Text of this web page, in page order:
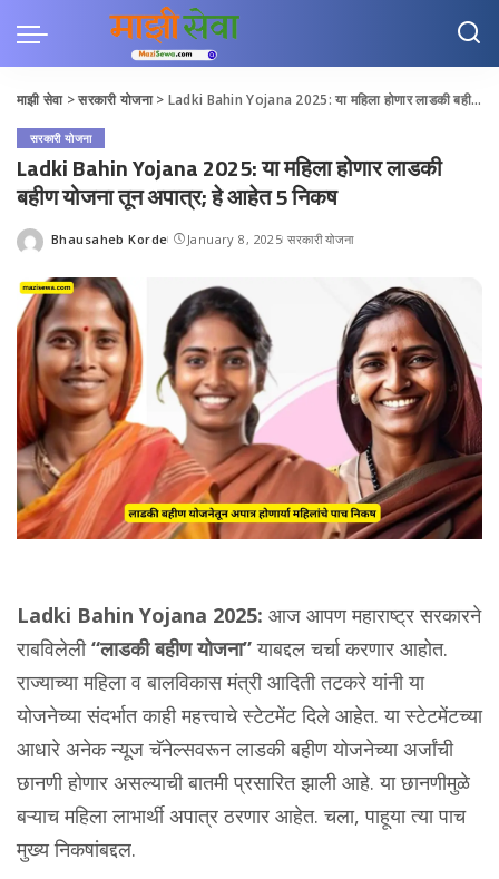
माझी सेवा>सरकारी योजना> Ladki Bahin Yojana 2025: या महिला होणार लाडकी बहीण योजना तून अपात्र; हे आहेत 5 निकष
सरकारी योजना
Ladki Bahin Yojana 2025: या महिला होणार लाडकी
बहीण योजना तून अपात्र; हे आहेत 5 निकष
Posted
Bhausaheb Korde January 8, 2025 सरकारी योजना
Ladki Bahin Yojana 2025: आज आपण महाराष्ट्र सरकारने
राबविलेली“लाडकी बहीण योजना”याबद्दल चर्चा करणार आहोत.
राज्याच्या महिला व बालविकास मंत्री आदिती तटकरे यांनी या
योजनेच्या संदर्भात काही महत्त्वाचे स्टेटमेंट दिले आहेत. या स्टेटमेंटच्या
आधारे अनेक न्यूज चॅनेल्सवरून लाडकी बहीण योजनेच्या अर्जांची
छानणी होणार असल्याची बातमी प्रसारित झाली आहे. या छानणीमुळे
बऱ्याच महिला लाभार्थी अपात्र ठरणार आहेत. चला, पाहूया त्या पाच
मुख्य निकषांबद्दल.